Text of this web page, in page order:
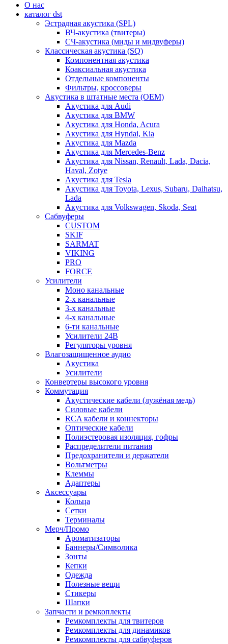
О нас
каталог dst
Эстрадная акустика (SPL)
ВЧ-акустика (твитеры)
СЧ-акустика (миды и мидвуферы)
Классическая акустика (SQ)
Компонентная акустика
Коаксиальная акустика
Отдельные компоненты
Фильтры, кроссоверы
Акустика в штатные места (OEM)
Акустика для Audi
Акустика для BMW
Акустика для Honda, Acura
Акустика для Hyndai, Kia
Акустика для Mazda
Акустика для Mercedes-Benz
Акустика для Nissan, Renault, Lada, Dacia,
Haval, Zotye
Акустика для Tesla
Акустика для Toyota, Lexus, Subaru, Daihatsu,
Lada
Акустика для Volkswagen, Skoda, Seat
Сабвуферы
CUSTOM
SKIF
SARMAT
VIKING
PRO
FORCE
Усилители
Моно канальные
2-х канальные
3-х канальные
4-х канальные
6-ти канальные
Усилители 24В
Регуляторы уровня
Влагозащищенное аудио
Акустика
Усилители
Конвертеры высокого уровня
Коммутация
Акустические кабели (лужёная медь)
Силовые кабели
RCA кабели и коннекторы
Оптические кабели
Полиэстеровая изоляция, гофры
Распределители питания
Предохранители и держатели
Вольтметры
Клеммы
Адаптеры
Аксессуары
Кольца
Сетки
Терминалы
Мерч/Промо
Ароматизаторы
Баннеры/Символика
Зонты
Кепки
Одежда
Полезные вещи
Стикеры
Шапки
Запчасти и ремкоплекты
Ремкомплекты для твитеров
Ремкомплекты для динамиков
Ремкомплекты для сабвуферов